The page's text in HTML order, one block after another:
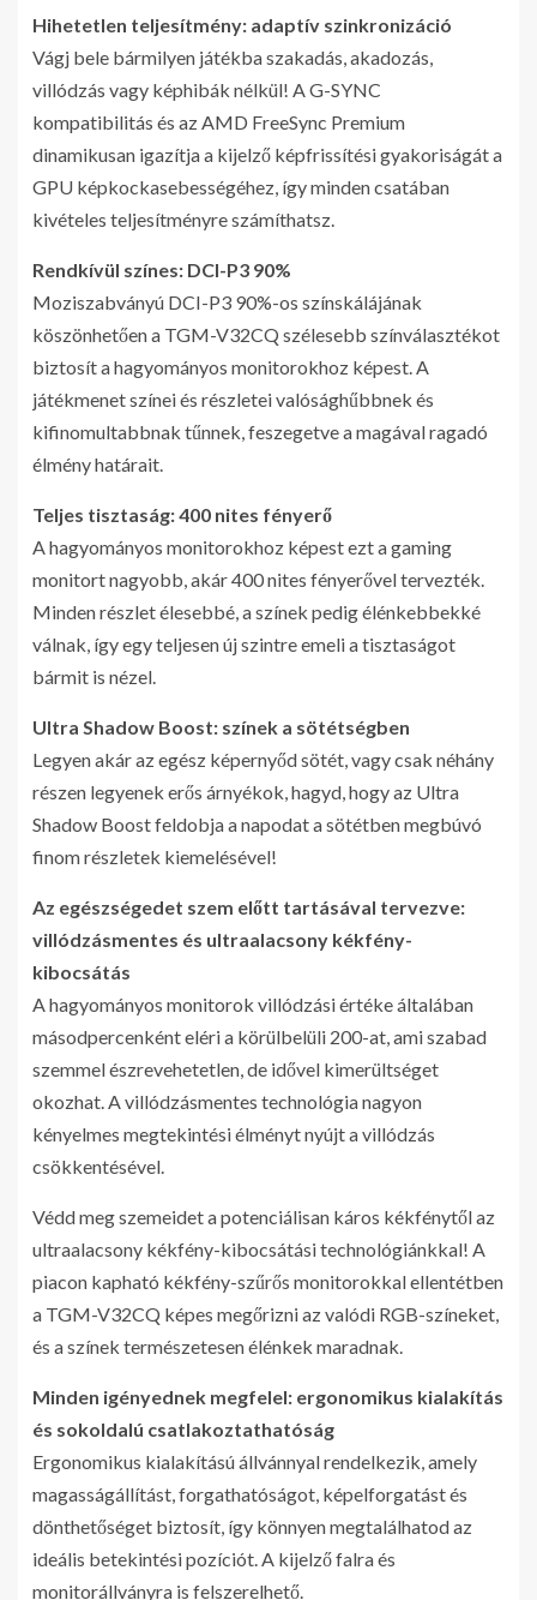
Hihetetlen teljesítmény: adaptív szinkronizáció
Vágj bele bármilyen játékba szakadás, akadozás,
villódzás vagy képhibák nélkül! A G-SYNC
kompatibilitás és az AMD FreeSync Premium
dinamikusan igazítja a kijelző képfrissítési gyakoriságát a
GPU képkockasebességéhez, így minden csatában
kivételes teljesítményre számíthatsz.
Rendkívül színes: DCI-P3 90%
Moziszabványú DCI-P3 90%-os színskálájának
köszönhetően a TGM-V32CQ szélesebb színválasztékot
biztosít a hagyományos monitorokhoz képest. A
játékmenet színei és részletei valósághűbbnek és
kifinomultabbnak tűnnek, feszegetve a magával ragadó
élmény határait.
Teljes tisztaság: 400 nites fényerő
A hagyományos monitorokhoz képest ezt a gaming
monitort nagyobb, akár 400 nites fényerővel tervezték.
Minden részlet élesebbé, a színek pedig élénkebbekké
válnak, így egy teljesen új szintre emeli a tisztaságot
bármit is nézel.
Ultra Shadow Boost: színek a sötétségben
Legyen akár az egész képernyőd sötét, vagy csak néhány
részen legyenek erős árnyékok, hagyd, hogy az Ultra
Shadow Boost feldobja a napodat a sötétben megbúvó
finom részletek kiemelésével!
Az egészségedet szem előtt tartásával tervezve:
villódzásmentes és ultraalacsony kékfény-
kibocsátás
A hagyományos monitorok villódzási értéke általában
másodpercenként eléri a körülbelüli 200-at, ami szabad
szemmel észrevehetetlen, de idővel kimerültséget
okozhat. A villódzásmentes technológia nagyon
kényelmes megtekintési élményt nyújt a villódzás
csökkentésével.
Védd meg szemeidet a potenciálisan káros kékfénytől az
ultraalacsony kékfény-kibocsátási technológiánkkal! A
piacon kapható kékfény-szűrős monitorokkal ellentétben
a TGM-V32CQ képes megőrizni az valódi RGB-színeket,
és a színek természetesen élénkek maradnak.
Minden igényednek megfelel: ergonomikus kialakítás
és sokoldalú csatlakoztathatóság
Ergonomikus kialakítású állvánnyal rendelkezik, amely
magasságállítást, forgathatóságot, képelforgatást és
dönthetőséget biztosít, így könnyen megtalálhatod az
ideális betekintési pozíciót. A kijelző falra és
monitorállványra is felszerelhető.